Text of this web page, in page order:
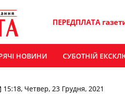
ПЕРЕДПЛАТА
НОВИНИ СУБОТНІЙ
15:18, Четвер, 23 Грудня, 2021